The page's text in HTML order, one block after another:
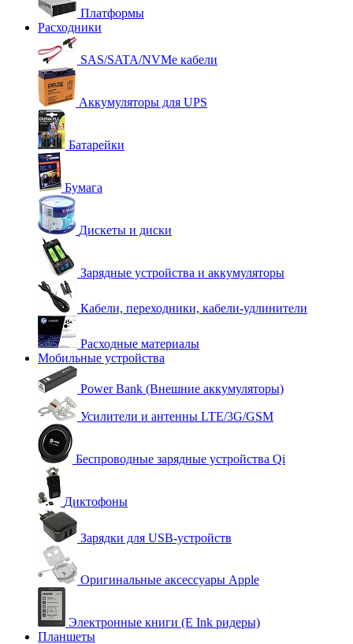
Платформы
Расходники
SAS/SATA/NVMe кабели
Аккумуляторы для UPS
Батарейки
Бумага
Дискеты и диски
Зарядные устройства и аккумуляторы
Кабели, переходники, кабели-удлинители
Расходные материалы
Мобильные устройства
Power Bank (Внешние аккумуляторы)
Усилители и антенны LTE/3G/GSM
Беспроводные зарядные устройства Qi
Диктофоны
Зарядки для USB-устройств
Оригинальные аксессуары Apple
Электронные книги (E Ink ридеры)
Планшеты